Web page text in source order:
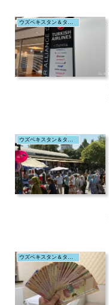
ウズベキスタン＆タジキスタン（2025.8）
ウズベキスタン＆タジキスタン（2025.8）